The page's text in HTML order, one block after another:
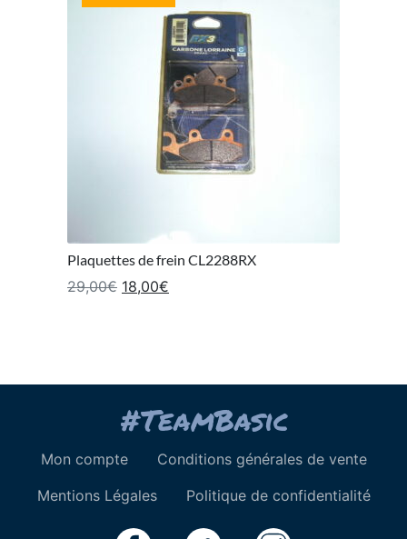
Plaquettes de frein CL2288RX
29,00€ Le prix initial était : 29,00€.
18,00€
Mon compte
Conditions générales de vente
Mentions Légales
Politique de confidentialité